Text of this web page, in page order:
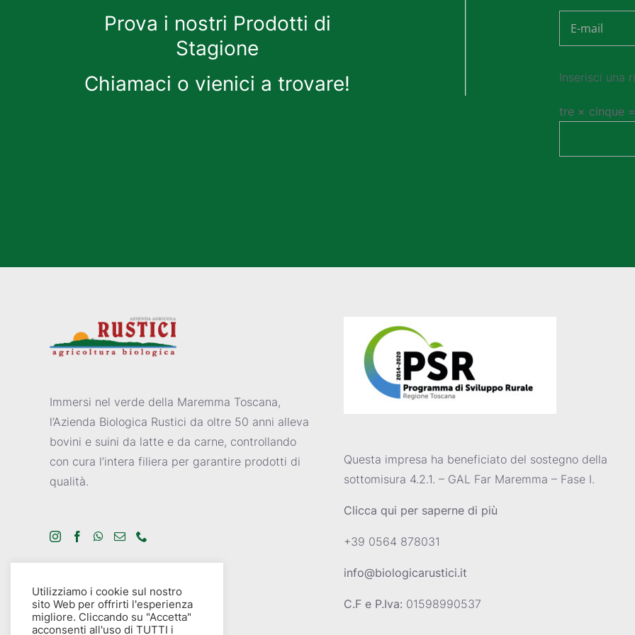
Prova i nostri Prodotti di
Stagione
Chiamaci o vienici a trovare!
Inserisci una
tre × cinque =
Immersi nel verde della Maremma Toscana,
l’Azienda Biologica Rustici da oltre 50 anni alleva
bovini e suini da latte e da carne, controllando
con cura l’intera filiera per garantire prodotti di
qualità.
Privacy Policy
Cookie Policy
Questa impresa ha beneficiato del sostegno della
sottomisura 4.2.1. – GAL Far Maremma – Fase I.
Clicca qui per saperne di più
+39 0564 878031
info@biologicarustici.it
C.F e P.Iva: 01598990537
Utilizziamo i cookie sul nostro
sito Web per offrirti l'esperienza
migliore. Cliccando su "Accetta"
acconsenti all'uso di TUTTI i